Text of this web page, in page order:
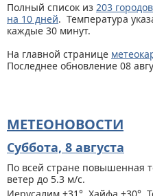
Полный список из 203
на 10 дней. Температура
каждые 30 минут.
На главной странице
Последнее обновление 08
МЕТЕОНОВОСТИ
Суббота, 8 августа
По всей стране повышенная
ветер до 5.3 м/с.